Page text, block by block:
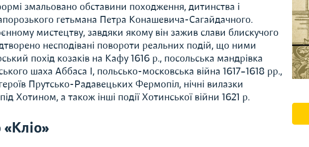
змальовано обставини походження, дитинства і
гетьмана Петра Конашевича-Сагайдачного.
мистецтву, завдяки якому він зажив слави блискучого
несподівані повороти реальних подій, що ними
похід козаків на Кафу 1616 р., посольська мандрівка
шаха Аббаса І, польсько-московська війна 1617–1618 рр.,
Прутсько-Радавецьких Фермопіл, нічні вилазки
Хотином, а також інші події Хотинської війни 1621 р.